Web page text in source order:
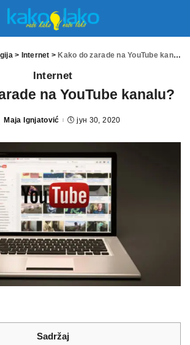
> Internet > Kako do zarade na YouTube kanalu?
Internet
na YouTube kanalu?
Posted
Maja Ignjatović јун 30, 2020
Sadržaj